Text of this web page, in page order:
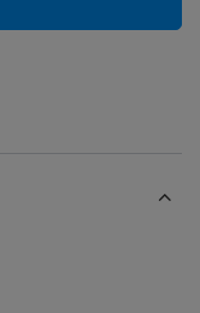
SM-S911N,
SM-S9110)